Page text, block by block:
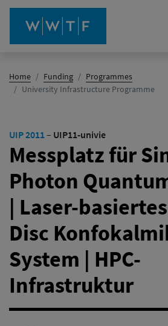
Home Funding
Programmes
University Infrastructure Programme
UIP 2011– UIP11-univie
Messplatz für
Photon
| Laser-
Disc
System | HPC-
Infrastruktur